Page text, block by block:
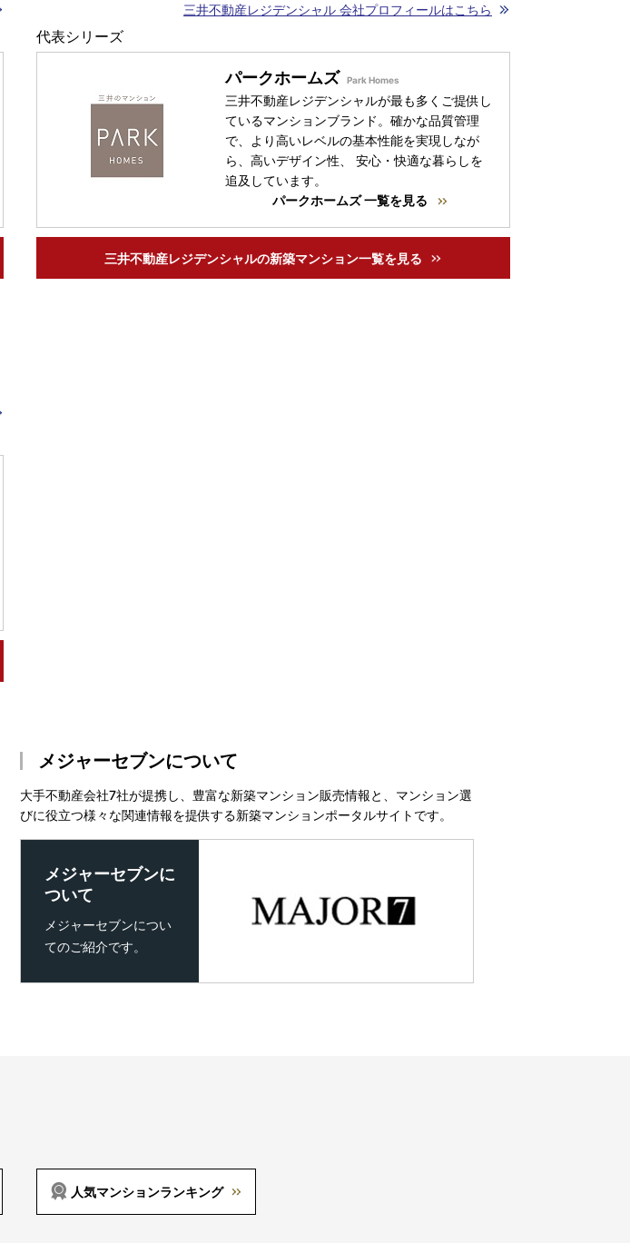
三井不動産レジデンシャル 会社プロフィールはこちら
代表シリーズ
パークホームズ
三井不動産レジデンシャルが最も多くご提供し
ているマンションブランド。確かな品質管理
で、より高いレベルの基本性能を実現しなが
ら、高いデザイン性、 安心・快適な暮らしを
追及しています。
パークホームズ 一覧を見る
三井不動産レジデンシャルの新築マンション一覧を見る
メジャーセブンについて
大手不動産会社7社が提携し、豊富な新築マンション販売情報と、マンション選
びに役立つ様々な関連情報を提供する新築マンションポータルサイトです。
メジャーセブンに
ついて
メジャーセブンについ
てのご紹介です。
人気マンションランキング